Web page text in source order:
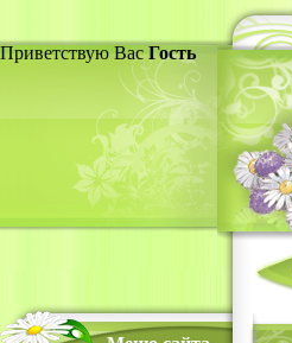
Приветствую Вас Гость